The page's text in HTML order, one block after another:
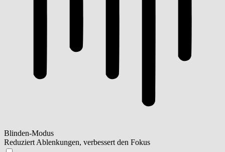
Blinden-Modus
Reduziert Ablenkungen, verbessert den Fokus